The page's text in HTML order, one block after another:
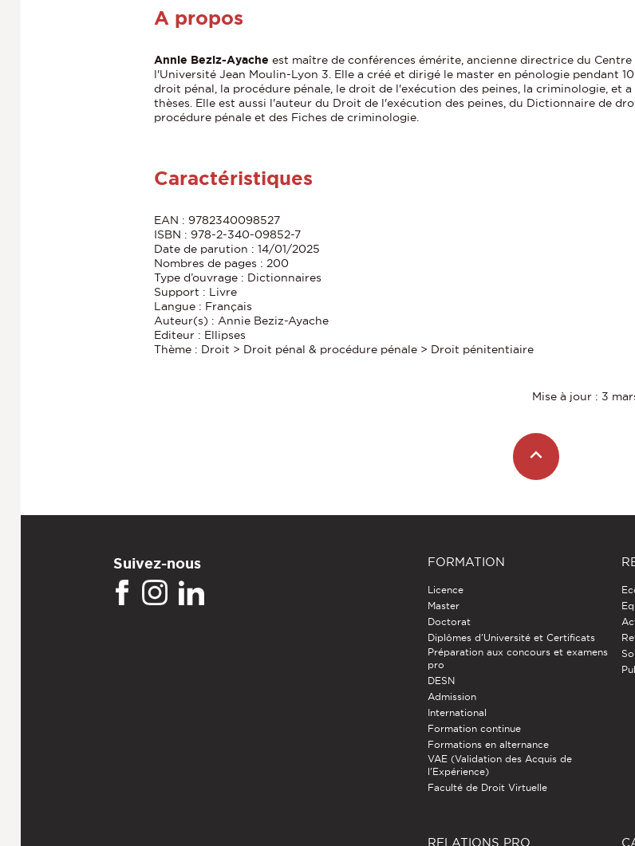
A propos
Annie Beziz-Ayache est maître de conférences émérite, ancienne directrice du
l'Université Jean Moulin-Lyon 3. Elle a créé et dirigé le master en pénologie pendant 10
droit pénal, la procédure pénale, le droit de l'exécution des peines, la criminologie, et
thèses. Elle est aussi l'auteur du Droit de l'exécution des peines, du Dictionnaire de
procédure pénale et des Fiches de criminologie.
Caractéristiques
EAN : 9782340098527
ISBN : 978-2-340-09852-7
Date de parution : 14/01/2025
Nombres de pages : 200
Type d’ouvrage : Dictionnaires
Support : Livre
Langue : Français
Auteur(s) : Annie Beziz-Ayache
Editeur : Ellipses
Thème : Droit > Droit pénal & procédure pénale > Droit pénitentiaire
Mise à jour : 3
Suivez-nous FORMATION
Licence
Master
Doctorat
Diplômes d'Université et Certificats
Préparation aux concours et examens
pro
DESN
Admission
International
Formation continue
Formations en alternance
VAE (Validation des Acquis de
l'Expérience)
Faculté de Droit Virtuelle
RELATIONS PRO